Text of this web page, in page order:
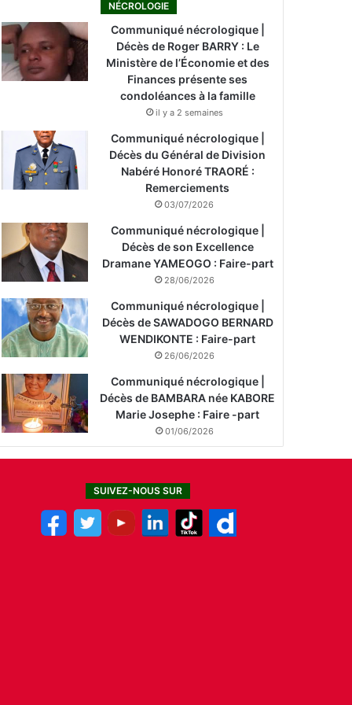
NÉCROLOGIE
Communiqué nécrologique |
Décès de Roger BARRY : Le
Ministère de l’Économie et des
Finances présente ses
condoléances à la famille
il y a 2 semaines
Communiqué nécrologique |
Décès du Général de Division
Nabéré Honoré TRAORÉ :
Remerciements
03/07/2026
Communiqué nécrologique |
Décès de son Excellence
Dramane YAMEOGO : Faire-part
28/06/2026
Communiqué nécrologique |
Décès de SAWADOGO BERNARD
WENDIKONTE : Faire-part
26/06/2026
Communiqué nécrologique |
Décès de BAMBARA née KABORE
Marie Josephe : Faire -part
01/06/2026
SUIVEZ-NOUS SUR